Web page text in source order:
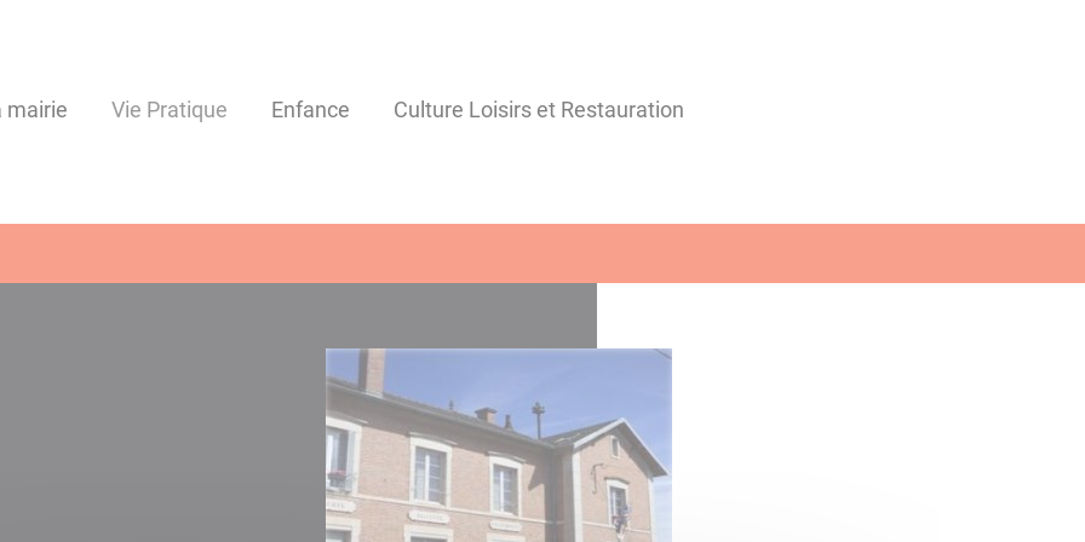
mairie Vie Pratique Enfance Culture Loisirs et Restauration